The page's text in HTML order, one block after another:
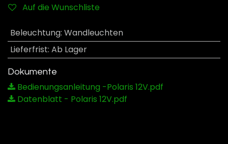
Auf die Wunschliste
Beleuchtung: Wandleuchten
Lieferfrist: Ab Lager
Dokumente
Bedienungsanleitung -Polaris 12V.pdf
Datenblatt - Polaris 12V.pdf